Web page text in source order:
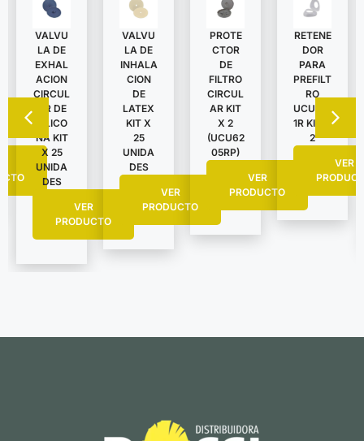
VALVU
LA DE
EXHAL
ACION
CIRCUL
AR DE
SILICO
NA KIT
X 25
UNIDA
DES
VER
PRODUCTO
VALVU
LA DE
INHALA
CION
DE
LATEX
KIT X
25
UNIDA
DES
VER
PRODUCTO
PROTE
CTOR
DE
FILTRO
CIRCUL
AR KIT
X 2
(UCU62
05RP)
VER
PRODUCTO
RETENE
DOR
PARA
PREFILT
RO
UCU051
1R KIT X
2
VER